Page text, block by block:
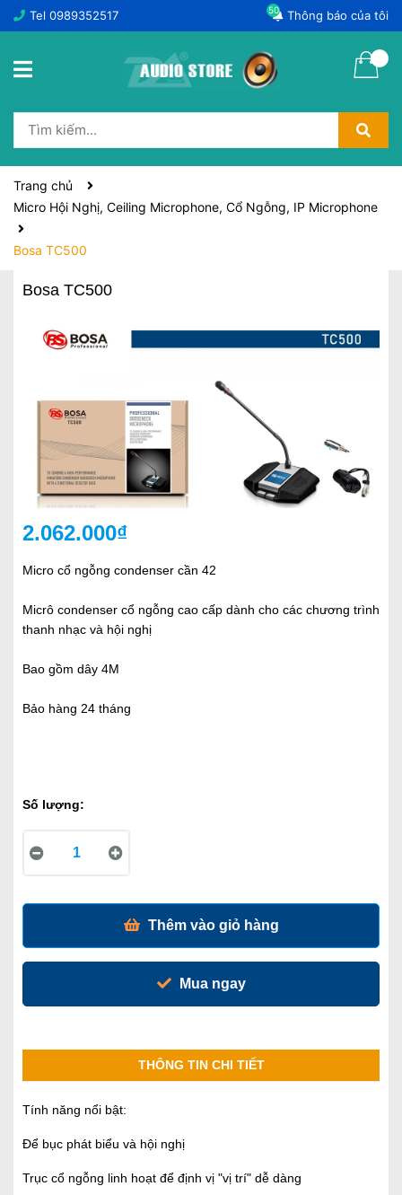
Tel 0989352517 Thông báo của tôi
50
Trang chủ
Micro Hội Nghị, Ceiling Microphone, Cổ Ngỗng, IP Microphone
Bosa TC500
Bosa TC500
2.062.000₫
Micro cổ ngỗng condenser cần 42
Micrô condenser cổ ngỗng cao cấp dành cho các chương trình
thanh nhạc và hội nghị
Bao gồm dây 4M
Bảo hàng 24 tháng
Số lượng:
Thêm vào giỏ hàng
Mua ngay
THÔNG TIN CHI TIẾT
Tính năng nổi bật:
Để bục phát biểu và hội nghị
Trục cổ ngỗng linh hoạt để định vị "vị trí" dễ dàng